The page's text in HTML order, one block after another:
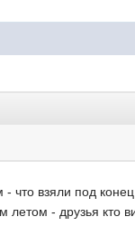
взяли под конец
летом - друзья кто